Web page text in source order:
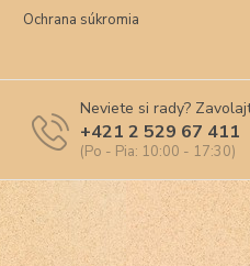
Ochrana súkromia
Neviete si rady?
+421 2 529 67 411
(Po - Pia: 10:00 - 17:30)